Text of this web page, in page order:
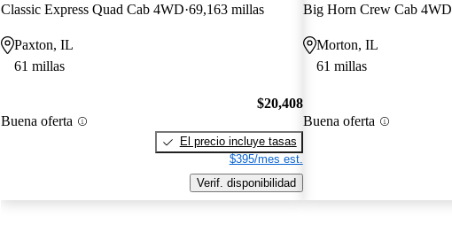
Classic Express Quad Cab 4WD 69,163 millas
Paxton, IL
61 millas
Buena oferta
$20,408
El precio incluye tasas
$395/mes est.
Verif. disponibilidad
Big Horn Crew Cab 4WD
Morton, IL
61 millas
Buena oferta